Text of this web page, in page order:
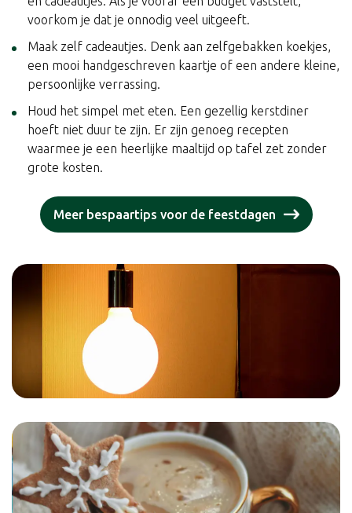
voorkom je dat je onnodig veel uitgeeft.
Maak zelf cadeautjes. Denk aan zelfgebakken koekjes,
een mooi handgeschreven kaartje of een andere kleine,
persoonlijke verrassing.
Houd het simpel met eten. Een gezellig kerstdiner
hoeft niet duur te zijn. Er zijn genoeg recepten
waarmee je een heerlijke maaltijd op tafel zet zonder
grote kosten.
Meer bespaartips voor de feestdagen